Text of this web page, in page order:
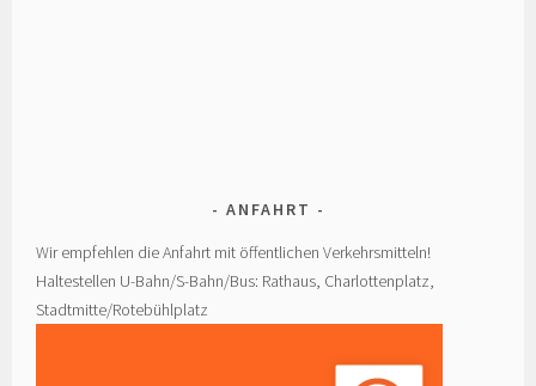
ANFAHRT
Wir empfehlen die Anfahrt mit öffentlichen Verkehrsmitteln!
Haltestellen U-Bahn/S-Bahn/Bus: Rathaus, Charlottenplatz,
Stadtmitte/Rotebühlplatz